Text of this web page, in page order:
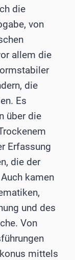
die
von
allem die
die
Es
über die
Erfassung
die der
kamen
und des
Von
mittels